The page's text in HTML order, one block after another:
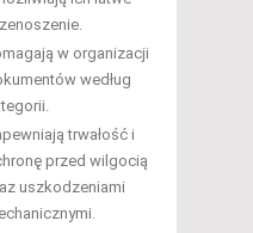
w organizacji
według
trwałość i
przed wilgocią
uszkodzeniami